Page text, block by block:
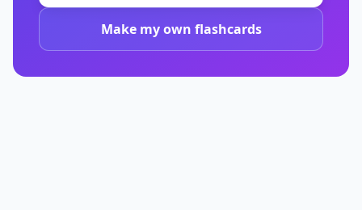
Make my own flashcards